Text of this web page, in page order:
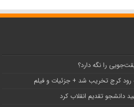
را نگه دارد؟
کرج تخریب شد + جزئیات و فیلم